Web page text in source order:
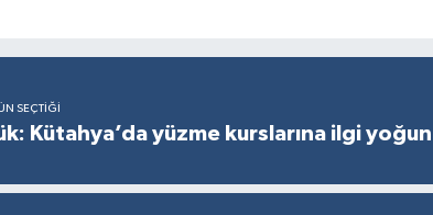
SEÇTIĞI
Kütahya’da yüzme kurslarına ilgi yoğun